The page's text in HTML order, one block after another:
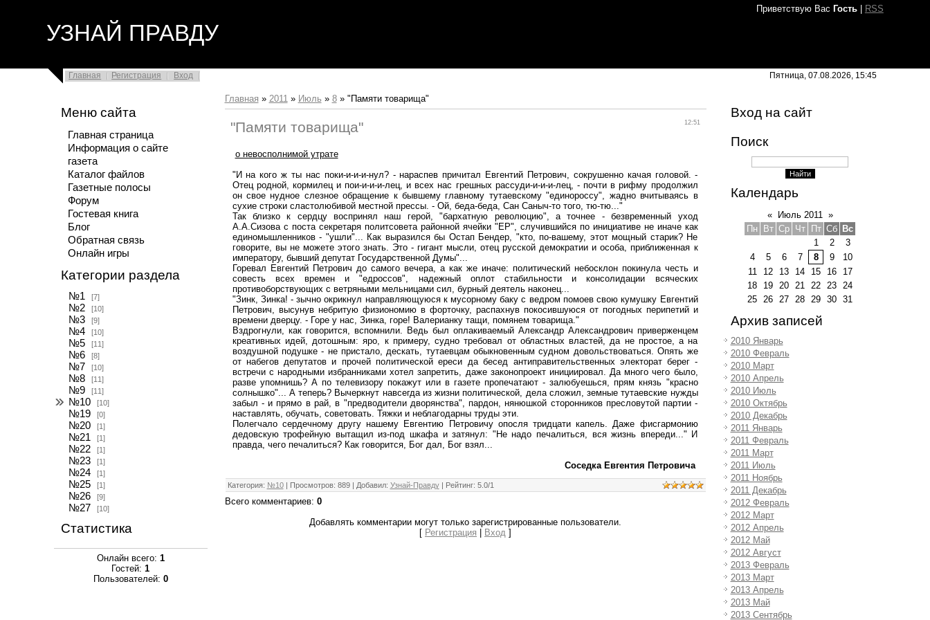
Приветствую Вас Гость| RSS
УЗНАЙ ПРАВДУ
Главная Регистрация Вход Пятница, 07.08.2026, 15:45
Меню сайта
Главная страница
Информация о сайте
газета
Каталог файлов
Газетные полосы
Форум
Гостевая книга
Блог
Обратная связь
Онлайн игры
Категории раздела
№1 [7]
№2 [10]
№3 [9]
№4 [10]
№5 [11]
№6 [8]
№7 [10]
№8 [11]
№9 [11]
№10 [10]
№19 [0]
№20 [1]
№21 [1]
№22 [1]
№23 [1]
№24 [1]
№25 [1]
№26 [9]
№27 [10]
Статистика
Онлайн всего: 1
Гостей: 1
Пользователей: 0
Главная » 2011 » Июль » 8» "Памяти товарища"
12:51
"Памяти товарища"
о невосполнимой утрате
"И на кого ж ты нас поки-и-и-и-нул? - нараспев причитал Евгентий Петрович, сокрушенно качая головой. -
Отец родной, кормилец и пои-и-и-и-лец, и всех нас грешных рассуди-и-и-и-лец, - почти в рифму продолжил
он свое нудное слезное обращение к бывшему главному тутаевскому "единороссу", жадно вчитываясь в
сухие строки сластолюбивой местной прессы. - Ой, беда-беда, Сан Саныч-то того, тю-тю..."
Так близко к сердцу воспринял наш герой, "бархатную революцию", а точнее - безвременный уход
А.А.Сизова с поста секретаря политсовета районной ячейки "ЕР", случившийся по инициативе не иначе как
единомышленников - "ушли"... Как выразился бы Остап Бендер, "кто, по-вашему, этот мощный старик? Не
говорите, вы не можете этого знать. Это - гигант мысли, отец русской демократии и особа, приближенная к
императору, бывший депутат Государственной Думы"...
Горевал Евгентий Петрович до самого вечера, а как же иначе: политический небосклон покинула честь и
совесть всех времен и "едроссов", надежный оплот стабильности и консолидации всяческих
противоборствующих с ветряными мельницами сил, бурный деятель наконец...
"Зинк, Зинка! - зычно окрикнул направляющуюся к мусорному баку с ведром помоев свою кумушку Евгентий
Петрович, высунув небритую физиономию в форточку, распахнув покосившуюся от погодных перипетий и
времени дверцу. - Горе у нас, Зинка, горе! Валерианку тащи, помянем товарища."
Вздрогнули, как говорится, вспомнили. Ведь был оплакиваемый Александр Александрович приверженцем
креативных идей, дотошным: яро, к примеру, судно требовал от областных властей, да не простое, а на
воздушной подушке - не пристало, дескать, тутаевцам обыкновенным судном довольствоваться. Опять же
от набегов депутатов и прочей политической ереси да бесед антиправительственных электорат берег -
встречи с народными избранниками хотел запретить, даже законопроект инициировал. Да много чего было,
разве упомнишь? А по телевизору покажут или в газете пропечатают - залюбуешься, прям князь "красно
солнышко"... А теперь? Вычеркнут навсегда из жизни политической, дела сложил, земные тутаевские нужды
забыл - и прямо в рай, в "предводители дворянства", пардон, нянюшкой сторонников пресловутой партии -
наставлять, обучать, советовать. Тяжки и неблагодарны труды эти.
Полегчало сердечному другу нашему Евгентию Петровичу опосля тридцати капель. Даже фисгармонию
дедовскую трофейную вытащил из-под шкафа и затянул: "Не надо печалиться, вся жизнь впереди..." И
правда, чего печалиться? Как говорится, Бог дал, Бог взял...
Соседка Евгентия Петровича
Категория: №10| Просмотров: 889| Добавил: Узнай-Правду Рейтинг: 5.0/1
Всего комментариев: 0
Добавлять комментарии могут только зарегистрированные пользователи.
[ Регистрация Вход ]
Вход на сайт
Поиск
Календарь
« Июль 2011
»
Пн
Вт Ср Чт Пт Сб Вс
1
2
3
4
5 6 7 8 9
10
11
12 13 14 15 16
17
18
19 20 21 22 23
24
25
26 27 28 29 30 31
Архив записей
2010 Январь
2010 Февраль
2010 Март
2010 Апрель
2010 Июль
2010 Октябрь
2010 Декабрь
2011 Январь
2011 Февраль
2011 Март
2011 Июль
2011 Ноябрь
2011 Декабрь
2012 Февраль
2012 Март
2012 Апрель
2012 Май
2012 Август
2013 Февраль
2013 Март
2013 Апрель
2013 Май
2013 Сентябрь